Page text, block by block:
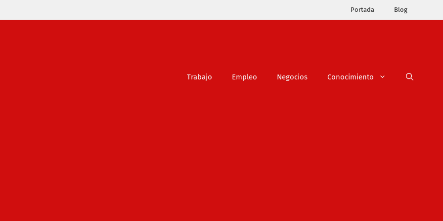
Portada Blog
Trabajo Empleo Negocios Conocimiento